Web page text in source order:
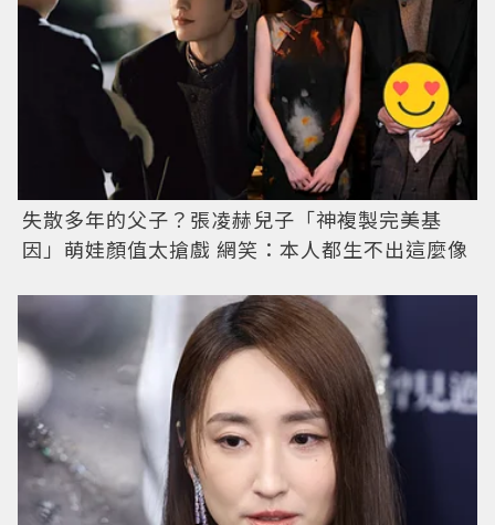
失散多年的父子？張凌赫兒子「神複製完美基
因」萌娃顏值太搶戲 網笑：本人都生不出這麼像